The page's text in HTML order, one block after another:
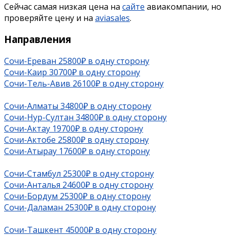
Сейчас самая низкая цена на сайте авиакомпании, но
проверяйте цену и на aviasales.
Направления
Сочи-Ереван 25800₽ в одну сторону
Сочи-Каир 30700₽ в одну сторону
Сочи-Тель-Авив 26100₽ в одну сторону
Сочи-Алматы 34800₽ в одну сторону
Сочи-Нур-Султан 34800₽ в одну сторону
Сочи-Актау 19700₽ в одну сторону
Сочи-Актобе 25800₽ в одну сторону
Сочи-Атырау 17600₽ в одну сторону
Сочи-Стамбул 25300₽ в одну сторону
Сочи-Анталья 24600₽ в одну сторону
Сочи-Бордум 25300₽ в одну сторону
Сочи-Даламан 25300₽ в одну сторону
Сочи-Ташкент 45000₽ в одну сторону